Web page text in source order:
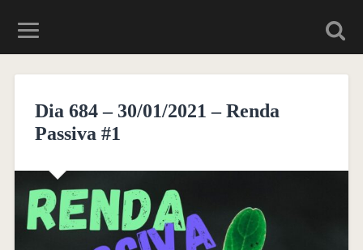
Dia 684 – 30/01/2021 – Renda
Passiva #1